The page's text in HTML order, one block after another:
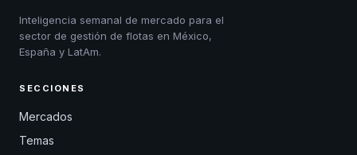
Inteligencia semanal de mercado para el
sector de gestión de flotas en México,
España y LatAm.
SECCIONES
Mercados
Temas